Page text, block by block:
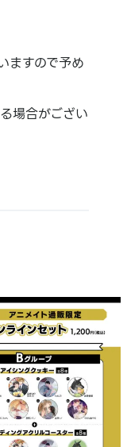
ますので予め
場合がござい